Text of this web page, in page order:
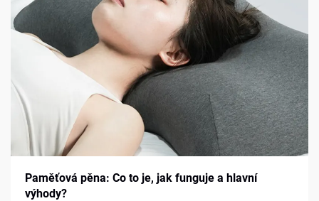
Paměťová pěna: Co to je, jak funguje a hlavní
výhody?